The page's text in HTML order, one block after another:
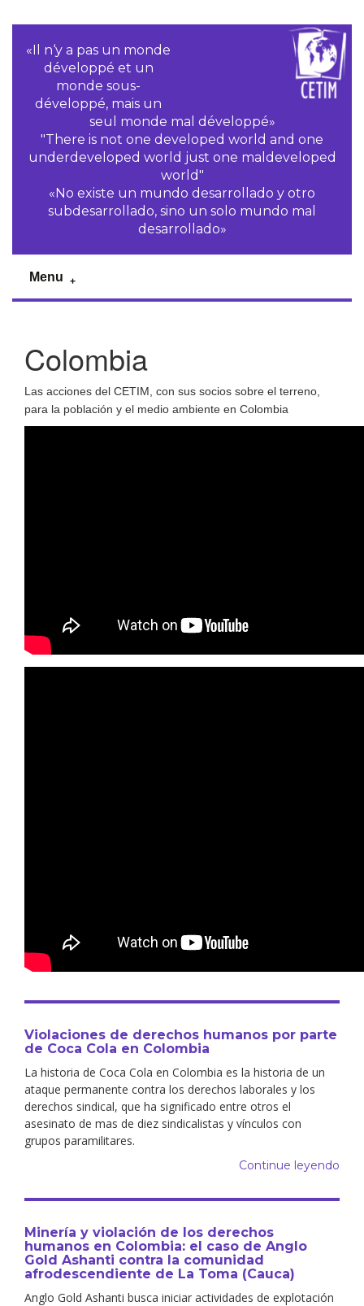
«Il n‘y a pas un monde
développé et un
monde sous-
développé, mais un
seul monde mal développé»
"There is not one developed world and one
underdeveloped world just one maldeveloped
world"
«No existe un mundo desarrollado y otro
subdesarrollado, sino un solo mundo mal
desarrollado»
Menu
Colombia
Las acciones del CETIM, con sus socios sobre el terreno,
para la población y el medio ambiente en Colombia
Violaciones de derechos humanos por parte
de Coca Cola en Colombia
La historia de Coca Cola en Colombia es la historia de un
ataque permanente contra los derechos laborales y los
derechos sindical, que ha significado entre otros el
asesinato de mas de diez sindicalistas y vínculos con
grupos paramilitares.
Continue leyendo
Minería y violación de los derechos
humanos en Colombia: el caso de Anglo
Gold Ashanti contra la comunidad
afrodescendiente de La Toma (Cauca)
Anglo Gold Ashanti busca iniciar actividades de explotación